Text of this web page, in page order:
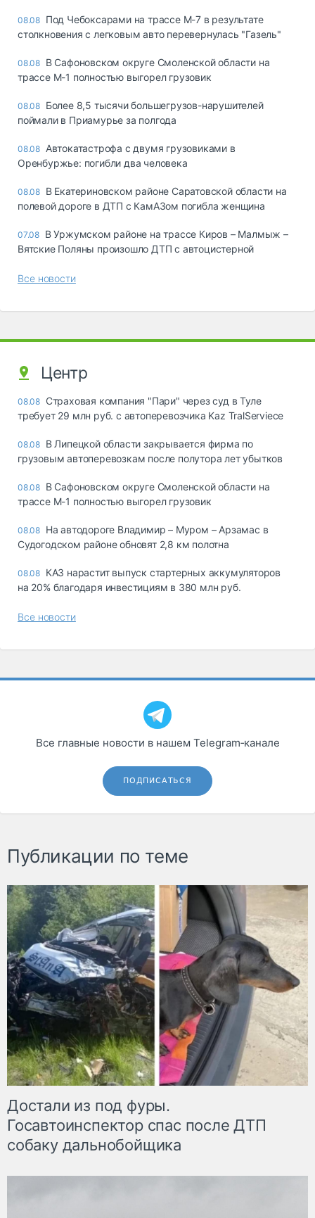
08.08 Под Чебоксарами на трассе М-7 в результате
столкновения с легковым авто перевернулась "Газель"
08.08 В Сафоновском округе Смоленской области на
трассе М-1 полностью выгорел грузовик
08.08 Более 8,5 тысячи большегрузов-нарушителей
поймали в Приамурье за полгода
08.08 Автокатастрофа с двумя грузовиками в
Оренбуржье: погибли два человека
08.08 В Екатериновском районе Саратовской области на
полевой дороге в ДТП с КамАЗом погибла женщина
07.08 В Уржумском районе на трассе Киров – Малмыж –
Вятские Поляны произошло ДТП с автоцистерной
Все новости
Центр
08.08 Страховая компания "Пари" через суд в Туле
требует 29 млн руб. с автоперевозчика Kaz TralServiece
08.08 В Липецкой области закрывается фирма по
грузовым автоперевозкам после полутора лет убытков
08.08 В Сафоновском округе Смоленской области на
трассе М-1 полностью выгорел грузовик
08.08 На автодороге Владимир – Муром – Арзамас в
Судогодском районе обновят 2,8 км полотна
08.08 КАЗ нарастит выпуск стартерных аккумуляторов
на 20% благодаря инвестициям в 380 млн руб.
Все новости
Все главные новости в нашем Telegram‑канале
ПОДПИСАТЬСЯ
Публикации по теме
Достали из под фуры.
Госавтоинспектор спас после ДТП
собаку дальнобойщика